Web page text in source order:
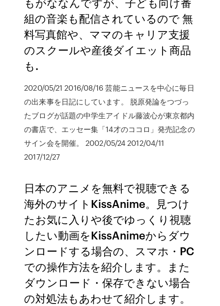
組の音楽も配信されているので 無
料写真館や、ママのキャリア支援
のスクールや産後ダイエット商品
も.
2020/05/21 2016/08/16 芸能ニュースを中心に毎日
の出来事を日記にしています。 脱原発論をつづっ
たブログが話題の中学生アイドル藤波心が東京都内
の書店で、エッセー集「14才のココロ」発売記念の
サイン会を開催。 2002/05/24 2012/04/11
2017/12/27
日本のアニメを無料で視聴できる
海外のサイトKissAnime。見つけ
たお気に入りや後でゆっくり視聴
したい動画をKissAnimeからダウ
ンロードする場合の、スマホ・PC
での操作方法を紹介します。また
ダウンロード・保存できない場合
の対処法もあわせて紹介します。